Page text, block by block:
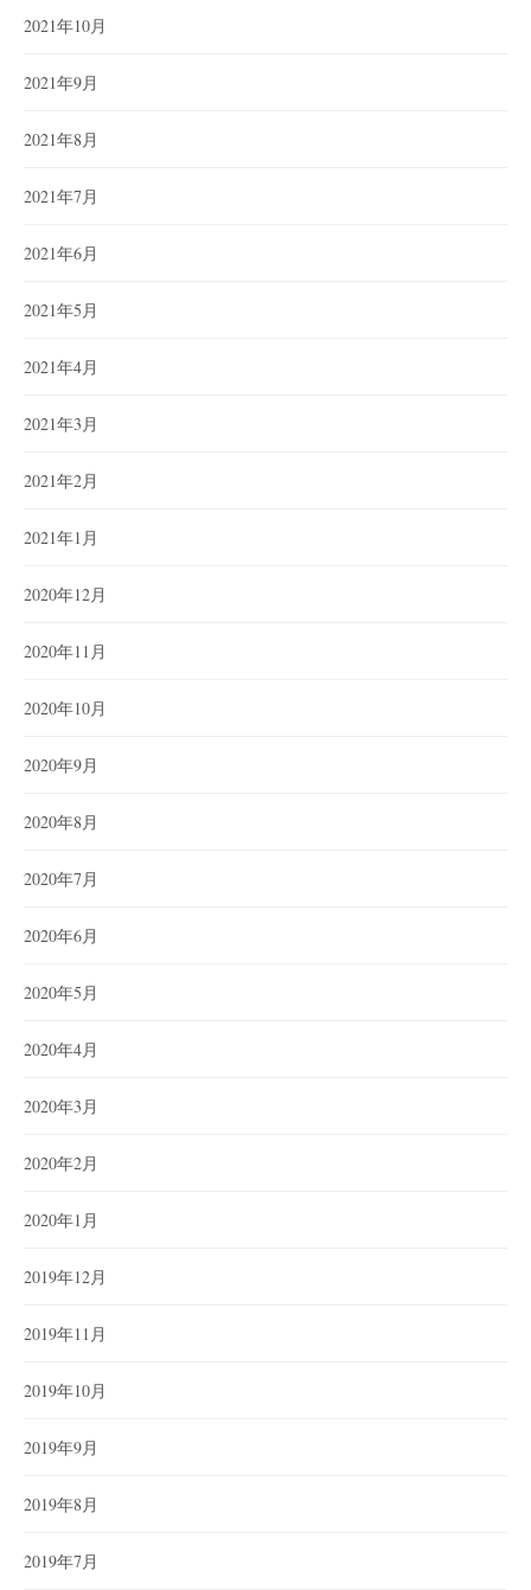
2021年10月
2021年9月
2021年8月
2021年7月
2021年6月
2021年5月
2021年4月
2021年3月
2021年2月
2021年1月
2020年12月
2020年11月
2020年10月
2020年9月
2020年8月
2020年7月
2020年6月
2020年5月
2020年4月
2020年3月
2020年2月
2020年1月
2019年12月
2019年11月
2019年10月
2019年9月
2019年8月
2019年7月